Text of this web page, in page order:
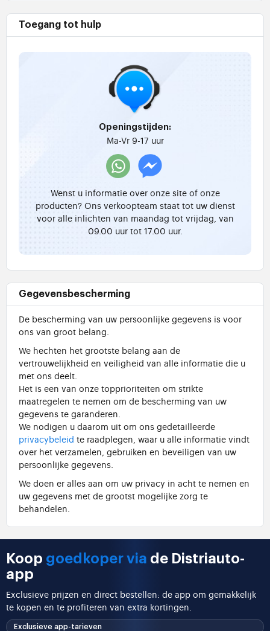
Toegang tot hulp
Openingstijden:
Ma-Vr 9-17 uur
Wenst u informatie over onze site of onze
producten? Ons verkoopteam staat tot uw dienst
voor alle inlichten van maandag tot vrijdag, van
09.00 uur tot 17.00 uur.
Gegevensbescherming
De bescherming van uw persoonlijke gegevens is voor
ons van groot belang.
We hechten het grootste belang aan de
vertrouwelijkheid en veiligheid van alle informatie die u
met ons deelt.
Het is een van onze topprioriteiten om strikte
maatregelen te nemen om de bescherming van uw
gegevens te garanderen.
We nodigen u daarom uit om ons gedetailleerde
privacybeleid te raadplegen, waar u alle informatie vindt
over het verzamelen, gebruiken en beveiligen van uw
persoonlijke gegevens.
We doen er alles aan om uw privacy in acht te nemen en
uw gegevens met de grootst mogelijke zorg te
behandelen.
Koop goedkoper via de Distriauto-
app
Exclusieve prijzen en direct bestellen: de app om gemakkelijk
te kopen en te profiteren van extra kortingen.
Exclusieve app-tarieven